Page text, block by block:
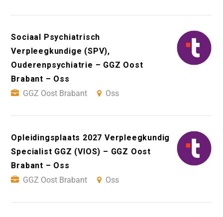
Sociaal Psychiatrisch
Verpleegkundige (SPV),
Ouderenpsychiatrie – GGZ Oost
Brabant – Oss
GGZ Oost Brabant
Oss
Opleidingsplaats 2027 Verpleegkundig
Specialist GGZ (VIOS) – GGZ Oost
Brabant – Oss
GGZ Oost Brabant
Oss